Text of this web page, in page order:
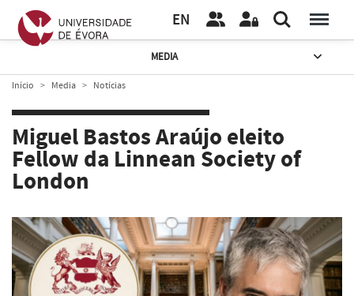
EN
MEDIA
Início Media Notícias
Miguel Bastos Araújo eleito
Fellow da Linnean Society of
London